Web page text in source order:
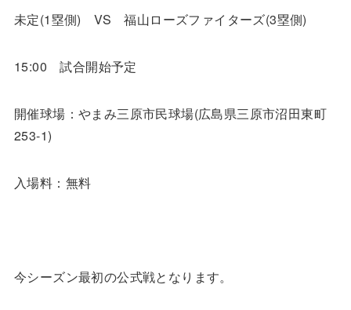
未定(1塁側) VS 福山ローズファイターズ(3塁側)
15:00 試合開始予定
開催球場：やまみ三原市民球場(広島県三原市沼田東町
253-1)
入場料：無料
今シーズン最初の公式戦となります。